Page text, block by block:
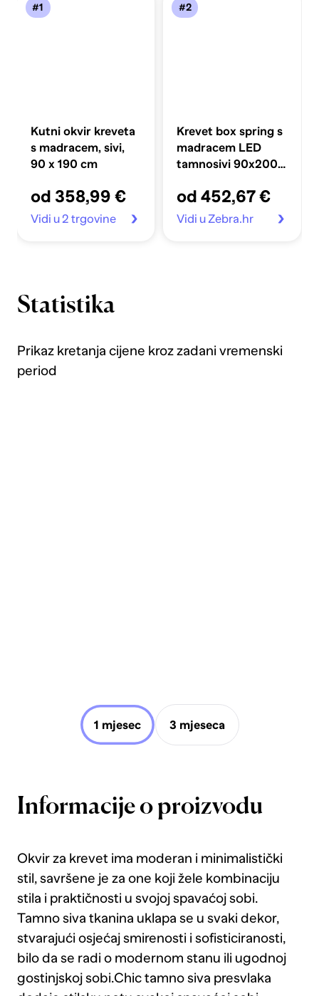
#1
Kutni okvir kreveta
s madracem, sivi,
90 x 190 cm
od 358,99 €
Vidi u 2 trgovine
#2
Krevet box spring s
madracem LED
tamnosivi 90x200
od 452,67 €
Vidi u Zebra.hr
Statistika
Prikaz kretanja cijene kroz zadani vremenski
period
1 mjesec 3 mjeseca
Informacije o proizvodu
Okvir za krevet ima moderan i minimalistički
stil, savršene je za one koji žele kombinaciju
stila i praktičnosti u svojoj spavaćoj sobi.
Tamno siva tkanina uklapa se u svaki dekor,
stvarajući osjećaj smirenosti i sofisticiranosti,
bilo da se radi o modernom stanu ili ugodnoj
gostinjskoj sobi.Chic tamno siva presvlaka